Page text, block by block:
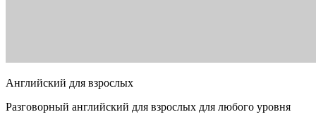
Английский для взрослых
Разговорный английский для взрослых для любого уровня